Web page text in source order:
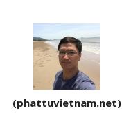
(phattuvietnam.net)